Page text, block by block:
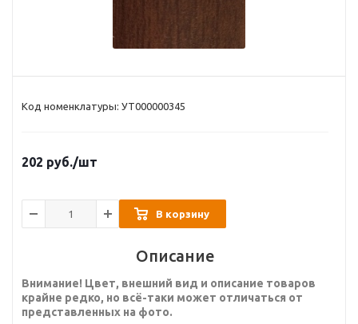
Код номенклатуры: УТ000000345
202 руб./шт
В корзину
Описание
Внимание! Цвет, внешний вид и описание товаров
крайне редко, но всё-таки может отличаться от
представленных на фото.